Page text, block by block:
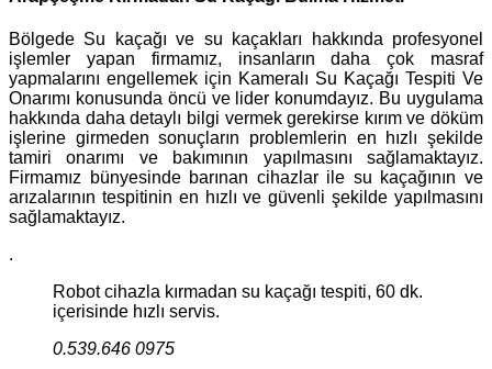
Bölgede Su kaçağı ve su kaçakları hakkında profesyonel
işlemler yapan firmamız, insanların daha çok masraf
yapmalarını engellemek için Kameralı Su Kaçağı Tespiti Ve
Onarımı konusunda öncü ve lider konumdayız. Bu uygulama
hakkında daha detaylı bilgi vermek gerekirse kırım ve döküm
işlerine girmeden sonuçların problemlerin en hızlı şekilde
tamiri onarımı ve bakımının yapılmasını sağlamaktayız.
Firmamız bünyesinde barınan cihazlar ile su kaçağının ve
arızalarının tespitinin en hızlı ve güvenli şekilde yapılmasını
sağlamaktayız.
.
Robot cihazla kırmadan su kaçağı tespiti, 60 dk.
içerisinde hızlı servis.
0.539.646 0975